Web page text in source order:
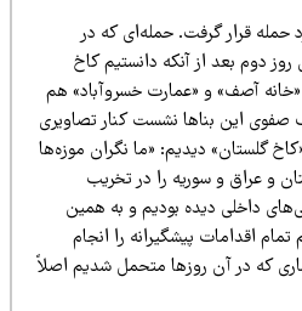
گرفت. حمله‌ای که در
بعد از آنکه دانستیم کاخ
آصف» و «عمارت خسروآباد» هم
بناها نشست کنار تصاویری
دیدیم: «ما نگران موزه‌ها
و سوریه را در تخریب
دیده بودیم و به همین
پیشگیرانه را انجام
در آن روزها متحمل شدیم اصلاً